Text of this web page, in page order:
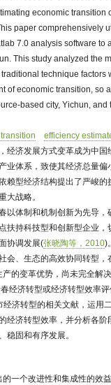
economic transition
paper comprehensively
7.0 analysis software
This study analyzed the
technique factors
economic transition, so
based city, Yichun,
efficiency
经济发展方式变革成为中
业体系，致使其经济总量
赖型经济结构提出了严峻的
大战略。
以体制和机制创新为先导
持科技型和创新型企业
协调发展(张晓陶等，2010)
会、生态的高效协同转型
的变革优势，尚未完全解
经济转型或经济转型效率
济转型的相关文献，运用
经济转型效率，并分析各
稳固和有序发展。
一个改进性和集成性的效